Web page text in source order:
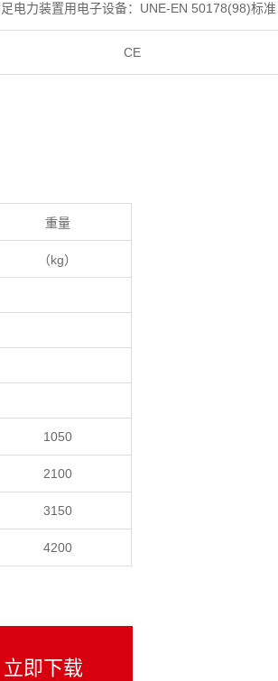
电力装置用电子设备：UNE-EN 50178(98)标准
CE
重量
（kg）
1050
2100
3150
4200
立即下载